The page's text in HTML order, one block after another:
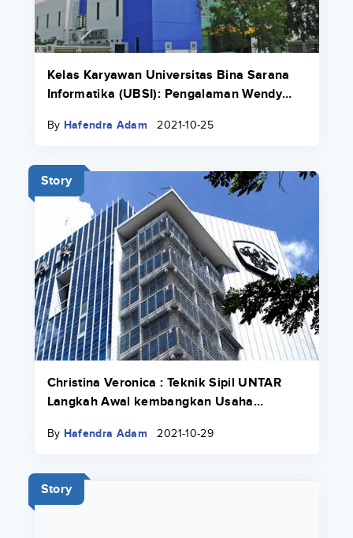
Kelas Karyawan Universitas Bina Sarana
Informatika (UBSI): Pengalaman Wendy
By Hafendra Adam 2021-10-25
Story
Christina Veronica : Teknik Sipil UNTAR
Langkah Awal kembangkan Usaha
By Hafendra Adam 2021-10-29
Story